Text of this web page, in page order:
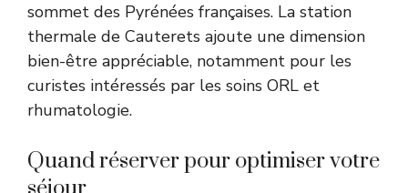
sommet des Pyrénées françaises. La station
thermale de Cauterets ajoute une dimension
bien-être appréciable, notamment pour les
curistes intéressés par les soins ORL et
rhumatologie.
Quand réserver pour optimiser votre